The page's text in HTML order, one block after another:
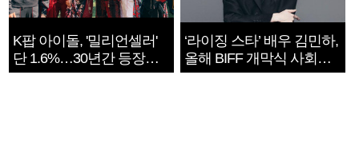
K팝 아이돌, '밀리언셀러'
단 1.6%…30년간 등장
1182개팀 전수조사
‘라이징 스타’ 배우 김민하,
올해 BIFF 개막식 사회자
확정